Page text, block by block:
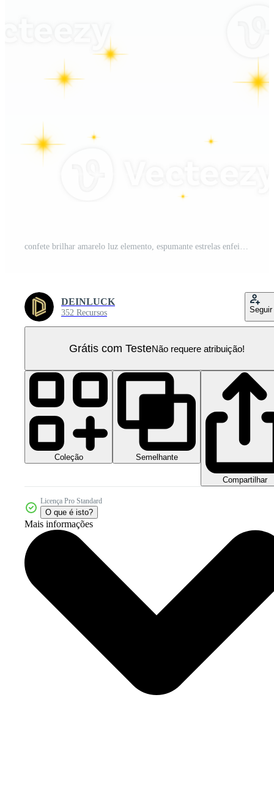
confete brilhar amarelo luz elemento, espumante estrelas enfeite amarelo luz Projeto Preto fundo PNG Pro
DEINLUCK
352 Recursos Seguir
Grátis com TesteNão requere atribuição!
Coleção Semelhante
Compartilhar
Licença Pro Standard
O que é isto?
Mais informações